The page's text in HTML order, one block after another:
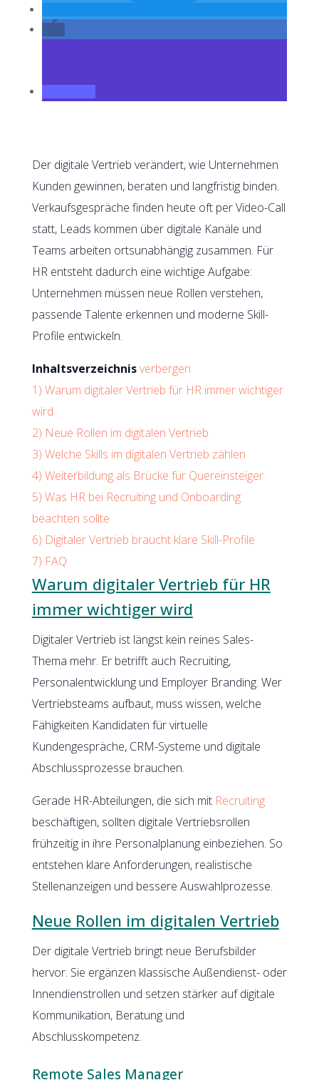
Der digitale Vertrieb verändert, wie Unternehmen
Kunden gewinnen, beraten und langfristig binden.
Verkaufsgespräche finden heute oft per Video-Call
statt, Leads kommen über digitale Kanäle und
Teams arbeiten ortsunabhängig zusammen. Für
HR entsteht dadurch eine wichtige Aufgabe:
Unternehmen müssen neue Rollen verstehen,
passende Talente erkennen und moderne Skill-
Profile entwickeln.
Inhaltsverzeichnisverbergen
1) Warum digitaler Vertrieb für HR immer wichtiger
wird
2) Neue Rollen im digitalen Vertrieb
3) Welche Skills im digitalen Vertrieb zählen
4) Weiterbildung als Brücke für Quereinsteiger
5) Was HR bei Recruiting und Onboarding
beachten sollte
6) Digitaler Vertrieb braucht klare Skill-Profile
7) FAQ
Warum digitaler Vertrieb für HR
immer wichtiger wird
Digitaler Vertrieb ist längst kein reines Sales-
Thema mehr. Er betrifft auch Recruiting,
Personalentwicklung und Employer Branding. Wer
Vertriebsteams aufbaut, muss wissen, welche
Fähigkeiten Kandidaten für virtuelle
Kundengespräche, CRM-Systeme und digitale
Abschlussprozesse brauchen.
Gerade HR-Abteilungen, die sich mitRecruiting
beschäftigen, sollten digitale Vertriebsrollen
frühzeitig in ihre Personalplanung einbeziehen. So
entstehen klare Anforderungen, realistische
Stellenanzeigen und bessere Auswahlprozesse.
Neue Rollen im digitalen Vertrieb
Der digitale Vertrieb bringt neue Berufsbilder
hervor. Sie ergänzen klassische Außendienst- oder
Innendienstrollen und setzen stärker auf digitale
Kommunikation, Beratung und
Abschlusskompetenz.
Remote Sales Manager